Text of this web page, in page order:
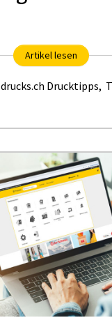
Artikel lesen
drucks.ch Drucktipps,